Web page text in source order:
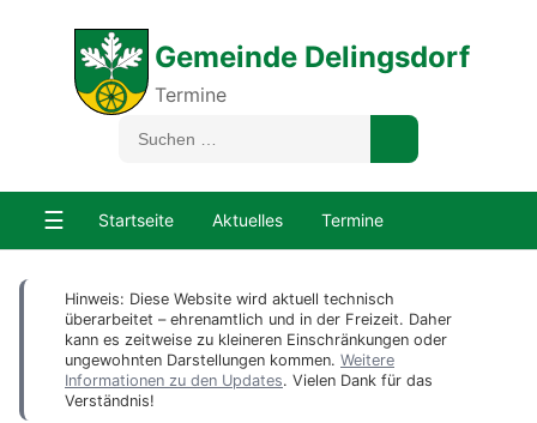
Gemeinde Delingsdorf
Termine
☰ Startseite Aktuelles Termine
Hinweis: Diese Website wird aktuell technisch
überarbeitet – ehrenamtlich und in der Freizeit. Daher
kann es zeitweise zu kleineren Einschränkungen oder
ungewohnten Darstellungen kommen. Weitere
Informationen zu den Updates. Vielen Dank für das
Verständnis!